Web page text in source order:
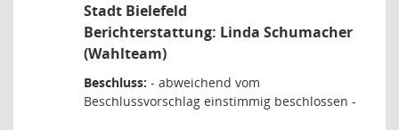
Stadt Bielefeld
Berichterstattung: Linda Schumacher
(Wahlteam)
Beschluss: - abweichend vom
Beschlussvorschlag einstimmig beschlossen -